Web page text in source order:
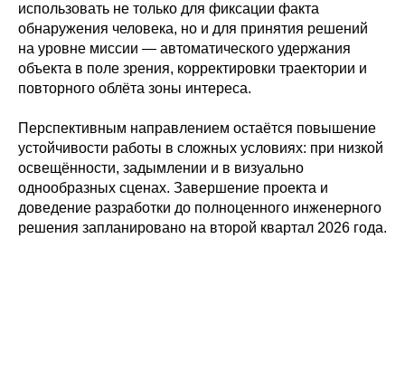
использовать не только для фиксации факта
обнаружения человека, но и для принятия решений
на уровне миссии — автоматического удержания
объекта в поле зрения, корректировки траектории и
повторного облёта зоны интереса.
Перспективным направлением остаётся повышение
устойчивости работы в сложных условиях: при низкой
освещённости, задымлении и в визуально
однообразных сценах. Завершение проекта и
доведение разработки до полноценного инженерного
решения запланировано на второй квартал 2026 года.